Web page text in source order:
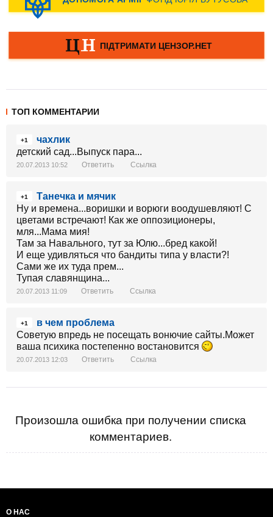
ТОП КОММЕНТАРИИ
+1
чахлик
детский сад...Выпуск пара...
20.07.2013 10:52 Ответить Ссылка
+1
Танечка и мячик
Ну и времена...воришки и ворюги воодушевляют! С
цветами встречают! Как же оппозиционеры,
мля...Мама мия!
Там за Навального, тут за Юлю...бред какой!
И еще удивляться что бандиты типа у власти?!
Сами же их туда прем...
Тупая славянщина...
20.07.2013 11:09 Ответить Ссылка
+1
в чем проблема
Советую впредь не посещать вонючие сайты.Может
ваша психика постепенно востановится
20.07.2013 12:03 Ответить Ссылка
Произошла ошибка при получении списка
комментариев.
О НАС